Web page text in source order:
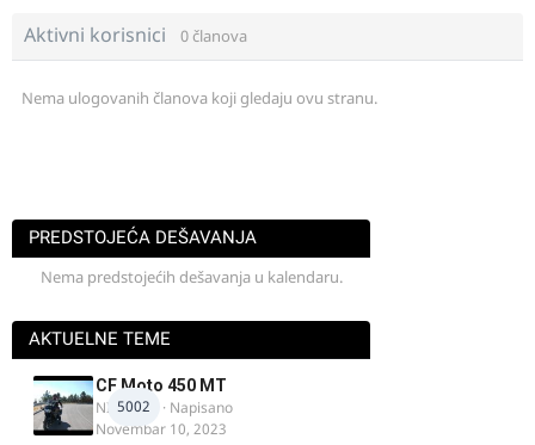
Aktivni korisnici 0 članova
Nema ulogovanih članova koji gledaju ovu stranu.
PREDSTOJEĆA DEŠAVANJA
Nema predstojećih dešavanja u kalendaru.
AKTUELNE TEME
5002
CF Moto 450 MT
NIKOLA 1
· Napisano
Novembar 10, 2023